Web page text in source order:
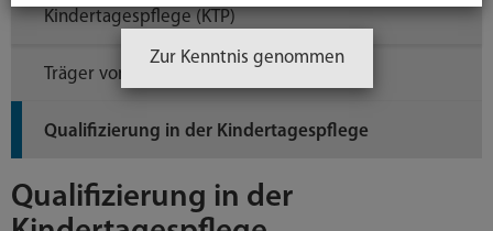
Qualifizierung in der
Kindertagespflege (KTP)
Träger von Kindertagespflege
Qualifizierung in der Kindertagespflege
Zur Kenntnis genommen